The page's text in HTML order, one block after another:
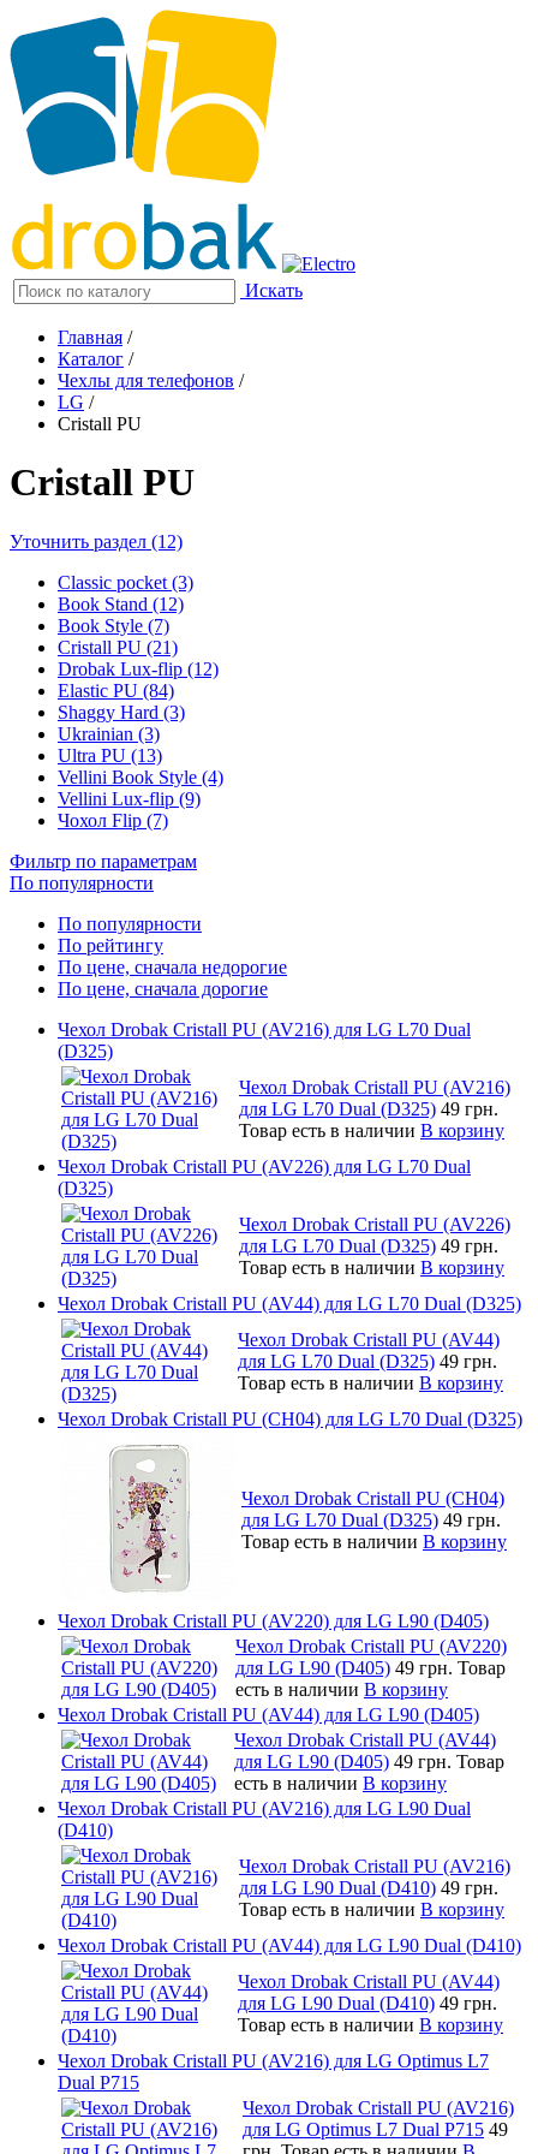
Искать
Главная /
Каталог /
Чехлы для телефонов /
LG /
Cristall PU
Cristall PU
Уточнить раздел (12)
Classic pocket (3)
Book Stand (12)
Book Style (7)
Cristall PU (21)
Drobak Lux-flip (12)
Elastic PU (84)
Shaggy Hard (3)
Ukrainian (3)
Ultra PU (13)
Vellini Book Style (4)
Vellini Lux-flip (9)
Чохол Flip (7)
Фильтр по параметрам
По популярности
По популярности
По рейтингу
По цене, сначала недорогие
По цене, сначала дорогие
Чехол Drobak Cristall PU (AV216) для LG L70 Dual
(D325)
Чехол Drobak Cristall PU (AV216)
для LG L70 Dual (D325) 49 грн.
Товар есть в наличии В корзину
Чехол Drobak Cristall PU (AV226) для LG L70 Dual
(D325)
Чехол Drobak Cristall PU (AV226)
для LG L70 Dual (D325) 49 грн.
Товар есть в наличии В корзину
Чехол Drobak Cristall PU (AV44) для LG L70 Dual (D325)
Чехол Drobak Cristall PU (AV44)
для LG L70 Dual (D325) 49 грн.
Товар есть в наличии В корзину
Чехол Drobak Cristall PU (CH04) для LG L70 Dual (D325)
Чехол Drobak Cristall PU (CH04)
для LG L70 Dual (D325) 49 грн.
Товар есть в наличии В корзину
Чехол Drobak Cristall PU (AV220) для LG L90 (D405)
Чехол Drobak Cristall PU (AV220)
для LG L90 (D405) 49 грн. Товар
есть в наличии В корзину
Чехол Drobak Cristall PU (AV44) для LG L90 (D405)
Чехол Drobak Cristall PU (AV44)
для LG L90 (D405) 49 грн. Товар
есть в наличии В корзину
Чехол Drobak Cristall PU (AV216) для LG L90 Dual
(D410)
Чехол Drobak Cristall PU (AV216)
для LG L90 Dual (D410) 49 грн.
Товар есть в наличии В корзину
Чехол Drobak Cristall PU (AV44) для LG L90 Dual (D410)
Чехол Drobak Cristall PU (AV44)
для LG L90 Dual (D410) 49 грн.
Товар есть в наличии В корзину
Чехол Drobak Cristall PU (AV216) для LG Optimus L7
Dual P715
Чехол Drobak Cristall PU (AV216)
для LG Optimus L7 Dual P715 49